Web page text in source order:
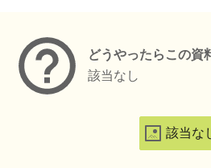
どうやったらこの資
該当なし
該当な